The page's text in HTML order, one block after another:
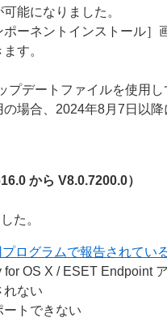
能になりました。
ーネントインストール
す。
プデートファイルを使用
の場合、2024年8月7日以
から V8.0.7200.0）
た。
ログラムで報告されて
OS X / ESET Endpoint
れない
トできない